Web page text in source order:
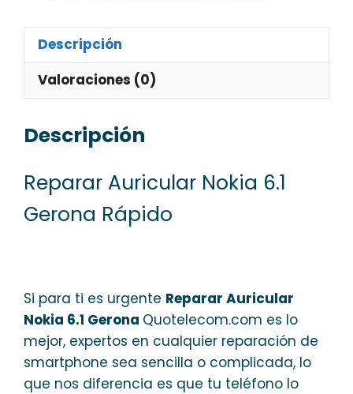
Descripción
Valoraciones (0)
Descripción
Reparar Auricular Nokia 6.1
Gerona Rápido
Si para ti es urgente Reparar Auricular
Nokia 6.1 Gerona Quotelecom.com es lo
mejor, expertos en cualquier reparación de
smartphone sea sencilla o complicada, lo
que nos diferencia es que tu teléfono lo